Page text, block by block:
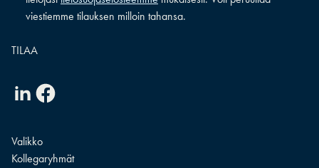
viestiemme tilauksen milloin tahansa.
LinkedinFacebook
Valikko
Kollegaryhmät